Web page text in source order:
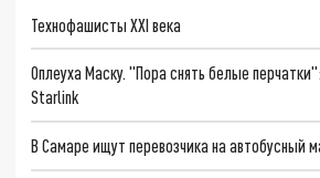
Технофашисты XXI века
Оплеуха Маску. "Пора снять белые
Starlink
В Самаре ищут перевозчика на автобусный